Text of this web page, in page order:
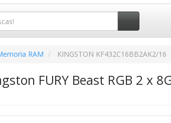
RAM KINGSTON KF432C16BB2AK2/16
FURY Beast RGB 2 x